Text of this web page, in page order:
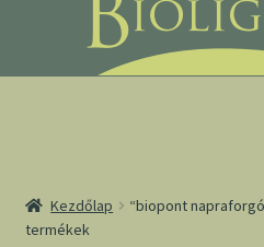
navigációhoz
tartalomba
Kezdőlap
“biopont
termékek